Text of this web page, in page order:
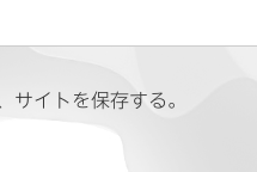
サイトを保存する。